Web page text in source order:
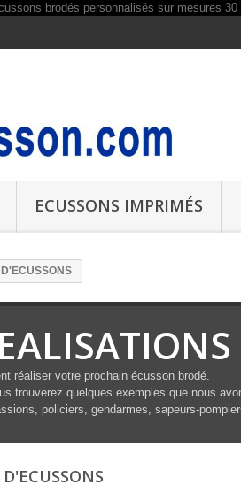
ECUSSONS IMPRIMÉS
réaliser votre prochain écusson brodé.
trouverez quelques exemples que nous
policiers, gendarmes, sapeurs-